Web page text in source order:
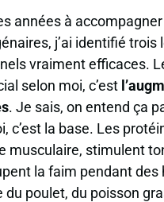
années à
j’ai identifié trois
vraiment efficaces.
selon moi, c’est
. Je sais, on entend ça
c’est la base. Les
musculaire, stimulent
la faim pendant des
du poulet, du poisson